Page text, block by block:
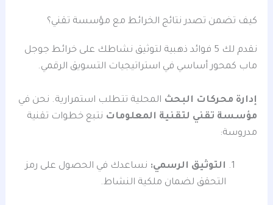
كيف تضمن تصدر نتائج الخرائط مع مؤسسة تقني؟
نقدم لك 5 فوائد ذهبية لتوثيق نشاطك على خرائط جوجل
ماب كمحور أساسي في استراتيجيات التسويق الرقمي.
إدارة محركات البحث المحلية تتطلب استمرارية. نحن في
مؤسسة تقني لتقنية المعلومات نتبع خطوات تقنية
مدروسة:
التوثيق الرسمي: نساعدك في الحصول على رمز
التحقق لضمان ملكية النشاط.